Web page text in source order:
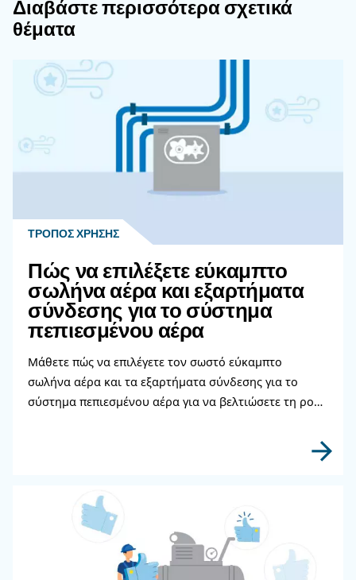
ενέργεια που απαιτείται για τη λειτουργία
κατανόηση της κατανάλωσης ενέργειας βοηθά
Ποιος Είναι Ο Λόγος Μετατροπής
Κιλοβάτ (kW) Και Ίππων (HP);
Γιατί Είναι Σημαντικό Να
Τόσο Η Ισχύς (kW) Όσο Και Ο Όγκος
(CFM) Κατά Την Επιλογή Ενός
Αεροσυμπιεστή;